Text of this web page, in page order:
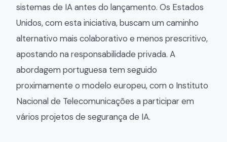
sistemas de IA antes do lançamento. Os Estados
Unidos, com esta iniciativa, buscam um caminho
alternativo mais colaborativo e menos prescritivo,
apostando na responsabilidade privada. A
abordagem portuguesa tem seguido
proximamente o modelo europeu, com o Instituto
Nacional de Telecomunicações a participar em
vários projetos de segurança de IA.